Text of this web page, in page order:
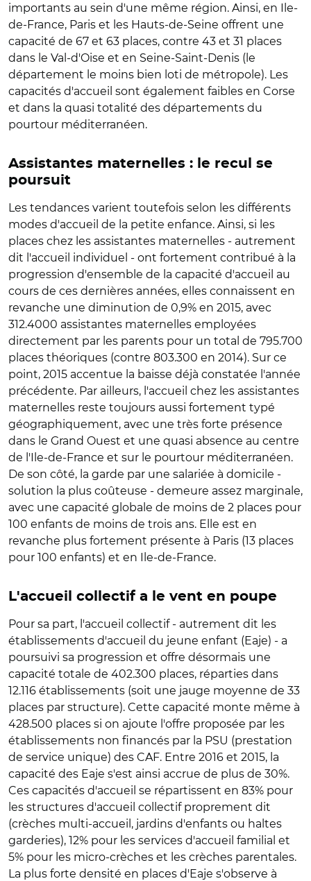
importants au sein d'une même région. Ainsi, en Ile-
de-France, Paris et les Hauts-de-Seine offrent une
capacité de 67 et 63 places, contre 43 et 31 places
dans le Val-d'Oise et en Seine-Saint-Denis (le
département le moins bien loti de métropole). Les
capacités d'accueil sont également faibles en Corse
et dans la quasi totalité des départements du
pourtour méditerranéen.
Assistantes maternelles : le recul se
poursuit
Les tendances varient toutefois selon les différents
modes d'accueil de la petite enfance. Ainsi, si les
places chez les assistantes maternelles - autrement
dit l'accueil individuel - ont fortement contribué à la
progression d'ensemble de la capacité d'accueil au
cours de ces dernières années, elles connaissent en
revanche une diminution de 0,9% en 2015, avec
312.4000 assistantes maternelles employées
directement par les parents pour un total de 795.700
places théoriques (contre 803.300 en 2014). Sur ce
point, 2015 accentue la baisse déjà constatée l'année
précédente. Par ailleurs, l'accueil chez les assistantes
maternelles reste toujours aussi fortement typé
géographiquement, avec une très forte présence
dans le Grand Ouest et une quasi absence au centre
de l'Ile-de-France et sur le pourtour méditerranéen.
De son côté, la garde par une salariée à domicile -
solution la plus coûteuse - demeure assez marginale,
avec une capacité globale de moins de 2 places pour
100 enfants de moins de trois ans. Elle est en
revanche plus fortement présente à Paris (13 places
pour 100 enfants) et en Ile-de-France.
L'accueil collectif a le vent en poupe
Pour sa part, l'accueil collectif - autrement dit les
établissements d'accueil du jeune enfant (Eaje) - a
poursuivi sa progression et offre désormais une
capacité totale de 402.300 places, réparties dans
12.116 établissements (soit une jauge moyenne de 33
places par structure). Cette capacité monte même à
428.500 places si on ajoute l'offre proposée par les
établissements non financés par la PSU (prestation
de service unique) des CAF. Entre 2016 et 2015, la
capacité des Eaje s'est ainsi accrue de plus de 30%.
Ces capacités d'accueil se répartissent en 83% pour
les structures d'accueil collectif proprement dit
(crèches multi-accueil, jardins d'enfants ou haltes
garderies), 12% pour les services d'accueil familial et
5% pour les micro-crèches et les crèches parentales.
La plus forte densité en places d'Eaje s'observe à